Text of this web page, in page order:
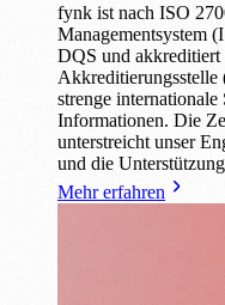
fynk ist nach ISO
Managementsystem
DQS und akkreditiert
Akkreditierungsstelle
strenge
Informationen. Die
unterstreicht unser
und die
Mehr erfahren